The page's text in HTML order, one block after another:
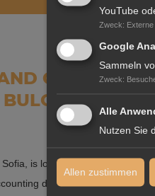
is looking to expand its
documents, will perform
YouTube
Zweck:
Google
Sammeln
Zweck:
Alle
Nutzen Sie
Allen zustimmen